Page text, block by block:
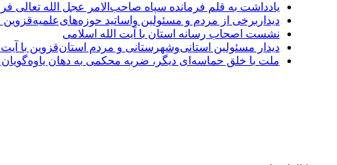
یادداشت به قلم فرمانده سپاه صاحب‌الامر عجل الله تعالی
دیداربرخی از مردم و مسئولین واساتید حوزه‌های‌علمیه‌قزوین
نشست اصحاب رسانه استان با آیت الله اسلامی
دیدار مسئولین استانی‌وشهرستانی و مردم‌ استان‌قزوین با
ملت با خلق حماسه‌ای دیگر، ضربه محکمی به دهان